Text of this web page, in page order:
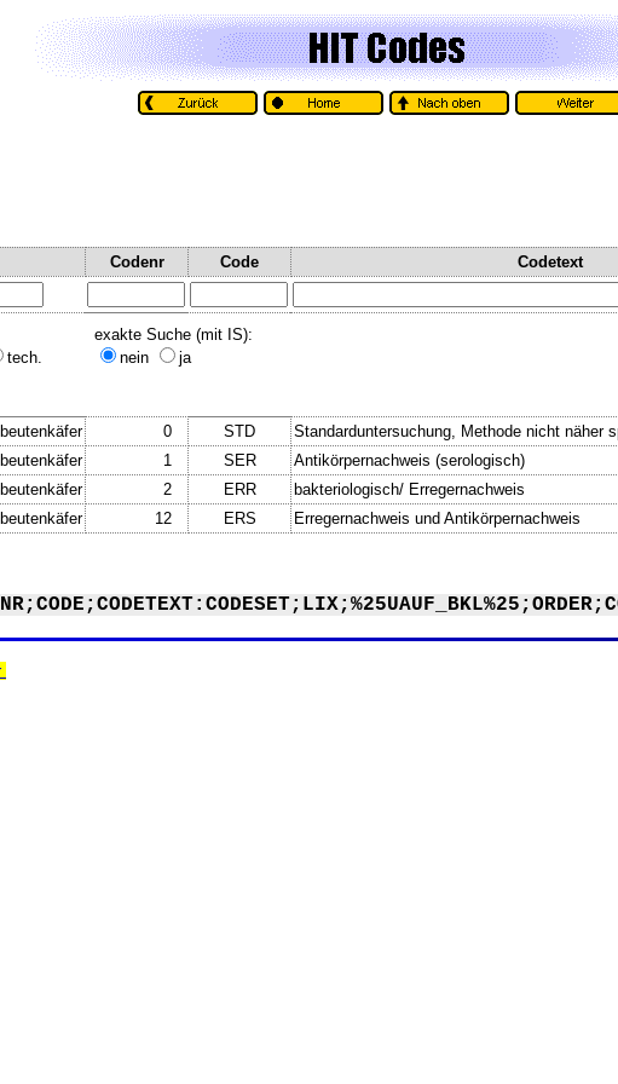
Codenr Code Codetext
tech.
exakte Suche (mit IS):
nein
ja
0 STD
Standarduntersuchung, Methode nicht näher
1 SER
Antikörpernachweis (serologisch)
2 ERR
bakteriologisch/ Erregernachweis
12 ERS Erregernachweis und Antikörpernachweis